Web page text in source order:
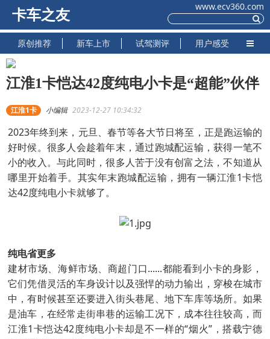
卡车之友
www.ecv360.com
原创推荐 新车上市 试驾测评 用户感受
江淮1卡恺达42度纯电小卡是“超能”伙伴
江淮1卡 小编辑 2023-12-27 10:34:32
2023年终到来，元旦、春节等各大节日将至，正是跑运输的
好时候。很多人会趁着年末，通过跑城配运输，获得一笔不
小的收入。与此同时，很多人苦于没有创富之法，不知道从
哪里开始着手。其实年末跑城配运输，拥有一辆江淮1卡恺
达42度纯电小卡就够了。
纯电省更多
建材市场、海鲜市场、商超门口......都能看到小卡的身影，
它们凭借灵活的车身设计以及强悍的动力输出，穿梭在城市
中，有时候甚至还要进入街头巷尾、地下车库等场所。如果
是油车，在经常走街串巷的运输工况下，成本往往较高，而
江淮1卡恺达42度纯电小卡却是不一样的“烟火”，搭载宁德